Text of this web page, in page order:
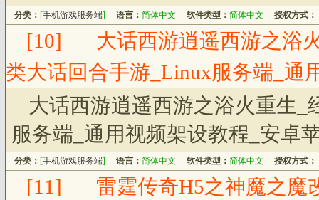
分类： [手机游戏服务端] 语言： 简体中文 软件类型： 简体中文 授权方式：
[10]
大话西游逍遥西游之浴
类大话回合手游_Linux服务端_通
大话西游逍遥西游之浴火重生
服务端_通用视频架设教程_安卓
分类： [手机游戏服务端] 语言： 简体中文 软件类型： 简体中文 授权方式：
[11]
雷霆传奇H5之神魔之魔